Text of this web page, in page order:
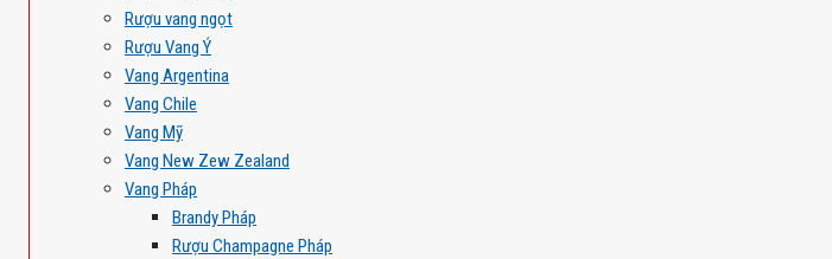
Rượu vang ngọt
Rượu Vang Ý
Vang Argentina
Vang Chile
Vang Mỹ
Vang New Zew Zealand
Vang Pháp
Brandy Pháp
Rượu Champagne Pháp